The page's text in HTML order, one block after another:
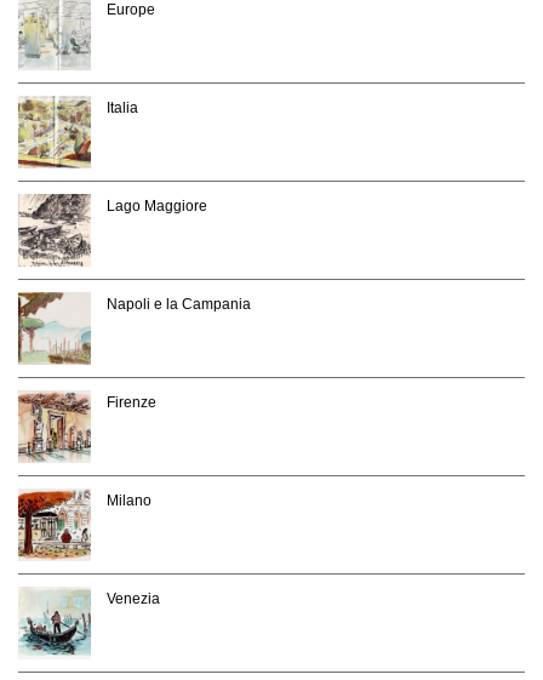
Europe
Italia
Lago Maggiore
Napoli e la Campania
Firenze
Milano
Venezia